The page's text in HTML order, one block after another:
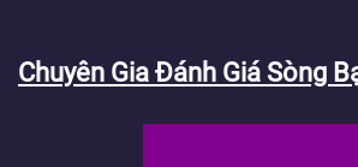
Chuyên Gia Đánh Giá Sòng